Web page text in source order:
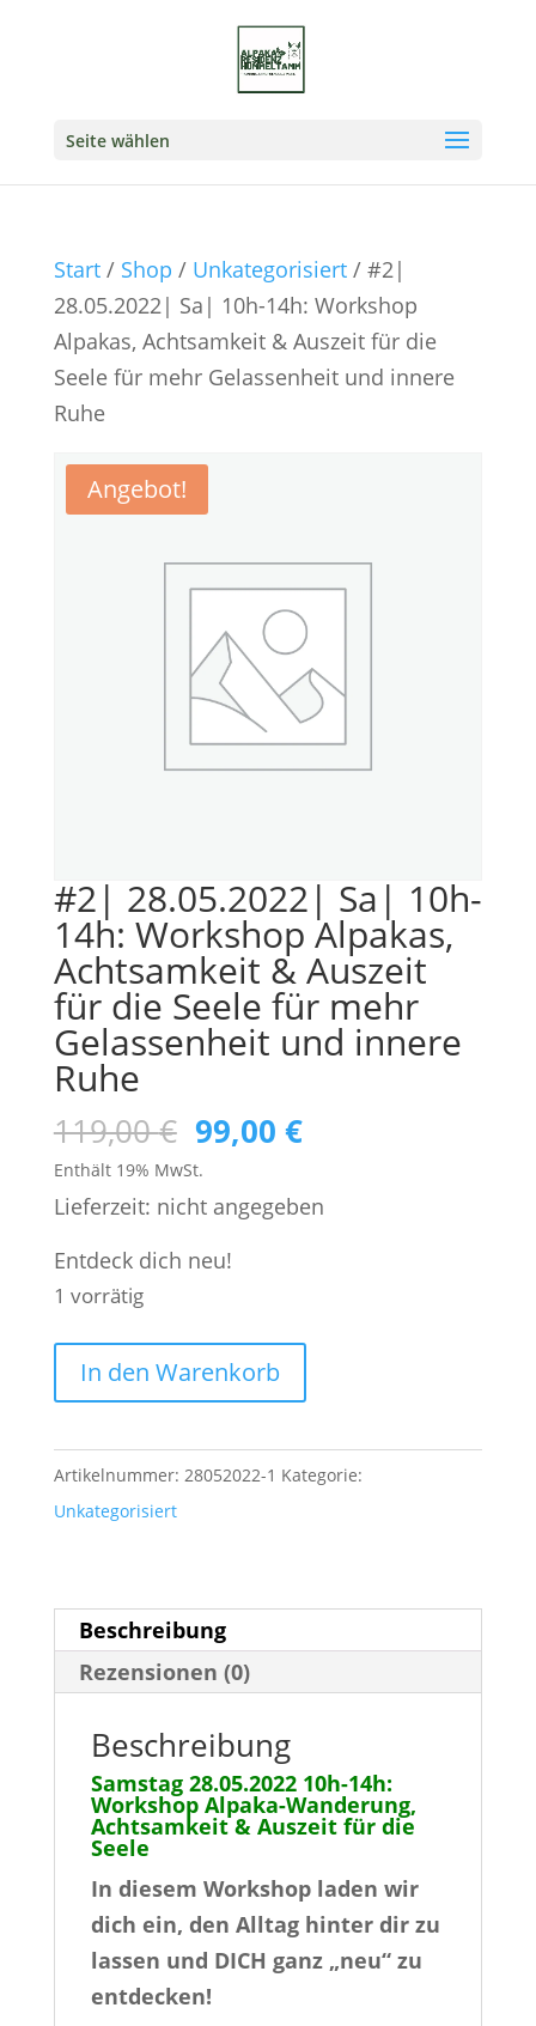
Seite wählen
Start/ Shop / Unkategorisiert/ #2|
28.05.2022| Sa| 10h-14h: Workshop
Alpakas, Achtsamkeit & Auszeit für die
Seele für mehr Gelassenheit und innere
Ruhe
Angebot!
#2| 28.05.2022| Sa| 10h-
14h: Workshop Alpakas,
Achtsamkeit & Auszeit
für die Seele für mehr
Gelassenheit und innere
Ruhe
119,00€ Ursprünglicher
Preis
war:
99,00 €Aktueller
ist:
Enthält 19% MwSt.
Lieferzeit: nicht angegeben
Entdeck dich neu!
1 vorrätig
#2|
28.05.2022|
10h-
14h:
Achtsamkeit
&
Auszeit
Seele
mehr
Gelassenheit
und
innere
Ruhe
In den Warenkorb
l
e
t
i
Artikelnummer: 28052022-1 Kategorie:
Unkategorisiert
Beschreibung
Rezensionen (0)
Beschreibung
Samstag 28.05.2022 10h-14h:
Workshop Alpaka-Wanderung,
Achtsamkeit & Auszeit für die
Seele
In diesem Workshop laden wir
dich ein, den Alltag hinter dir zu
lassen und DICH ganz „neu“ zu
entdecken!